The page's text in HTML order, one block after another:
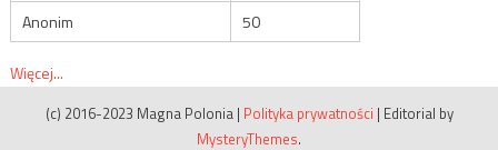
Anonim
50
Więcej...
(c) 2016-2023 Magna Polonia | Polityka prywatności | Editorial by
MysteryThemes.